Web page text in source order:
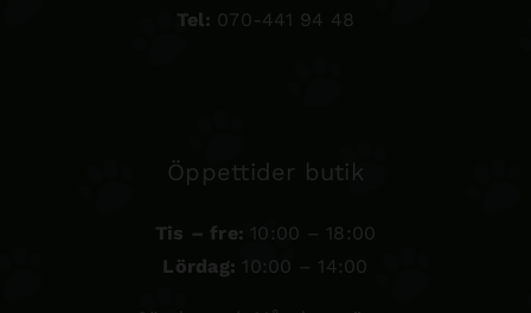
Tel: 070-441 94 48
Öppettider butik
Tis – fre: 10:00 – 18:00
Lördag: 10:00 – 14:00